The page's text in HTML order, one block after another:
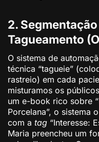
2.
Tagueamento
O sistema de
técnica “tagueie”
rastreio) em cada
misturamos os
um e-book rico sobre
Porcelana”, o sistema
com a tag “Interesse:
Maria preencheu um